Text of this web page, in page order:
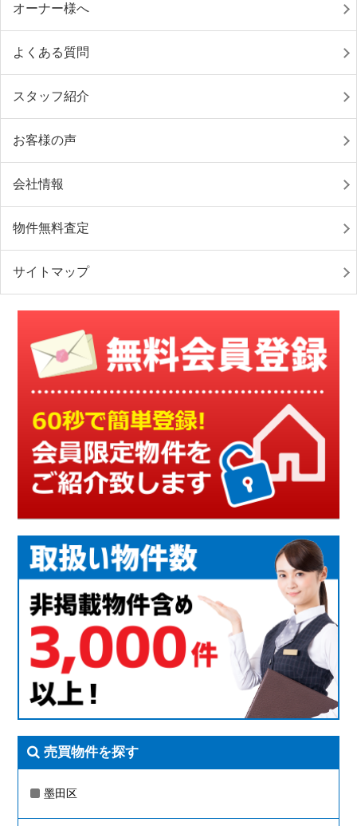
オーナー様へ
よくある質問
スタッフ紹介
お客様の声
会社情報
物件無料査定
サイトマップ
売買物件を探す
墨田区